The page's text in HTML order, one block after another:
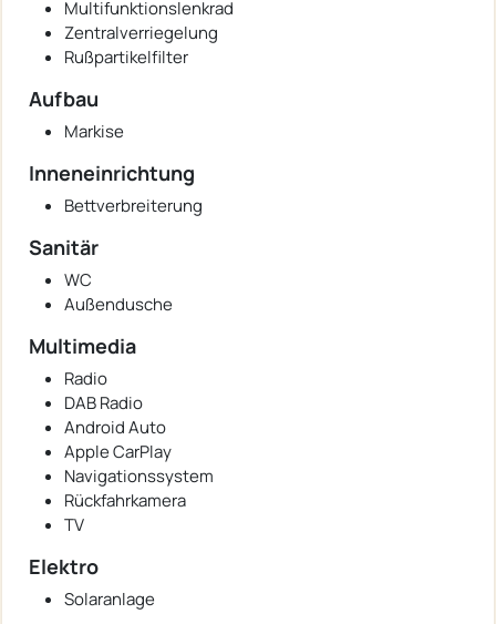
Multifunktionslenkrad
Zentralverriegelung
Rußpartikelfilter
Aufbau
Markise
Inneneinrichtung
Bettverbreiterung
Sanitär
WC
Außendusche
Multimedia
Radio
DAB Radio
Android Auto
Apple CarPlay
Navigationssystem
Rückfahrkamera
TV
Elektro
Solaranlage